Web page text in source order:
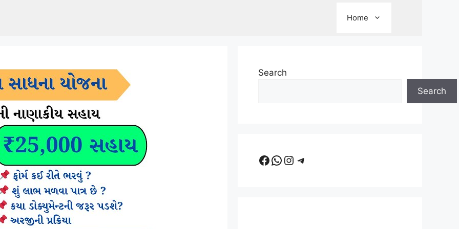
Home
Search
Search
Facebook
WhatsApp
Instagram
Telegram